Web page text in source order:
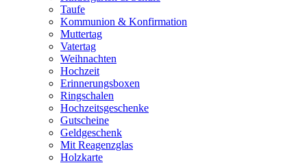
Taufe
Kommunion & Konfirmation
Muttertag
Vatertag
Weihnachten
Hochzeit
Erinnerungsboxen
Ringschalen
Hochzeitsgeschenke
Gutscheine
Geldgeschenk
Mit Reagenzglas
Holzkarte